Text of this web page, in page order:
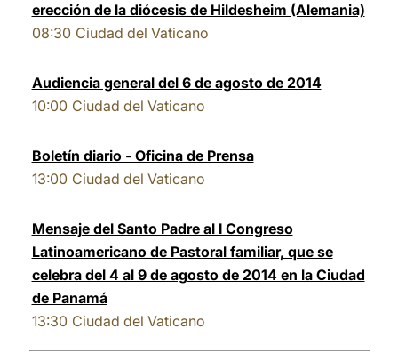
erección de la diócesis de Hildesheim (Alemania)
08:30 Ciudad del Vaticano
Audiencia general del 6 de agosto de 2014
10:00 Ciudad del Vaticano
Boletín diario - Oficina de Prensa
13:00 Ciudad del Vaticano
Mensaje del Santo Padre al I Congreso
Latinoamericano de Pastoral familiar, que se
celebra del 4 al 9 de agosto de 2014 en la Ciudad
de Panamá
13:30 Ciudad del Vaticano